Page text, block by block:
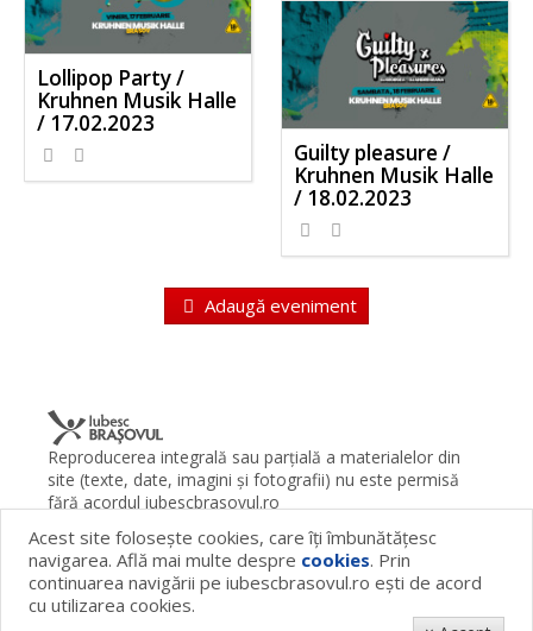
Lollipop Party /
Kruhnen Musik Halle
/ 17.02.2023
Guilty pleasure /
Kruhnen Musik Halle
/ 18.02.2023
Adaugă eveniment
Reproducerea integrală sau parţială a materialelor din
site (texte, date, imagini şi fotografii) nu este permisă
fără acordul iubescbrasovul.ro
Termeni şi condiţii
Contact Despre proiect
FAQ
Cookies
Publicitate
© 2026 iubescbrasovul.ro
Acest site foloseşte cookies, care îţi îmbunătăţesc
navigarea. Află mai multe despre cookies. Prin
continuarea navigării pe iubescbrasovul.ro eşti de acord
cu utilizarea cookies.